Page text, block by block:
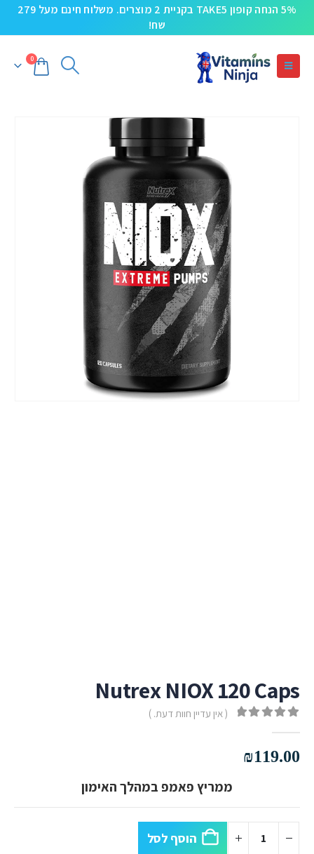
5% הנחה קופון TAKE5 בקניית 2 מוצרים. משלוח חינם מעל 279
שח!
0
Nutrex NIOX 120 Caps
( אין עדיין חוות דעת. )
₪119.00
ממריץ פאמפ במהלך האימון
הוסף לסל